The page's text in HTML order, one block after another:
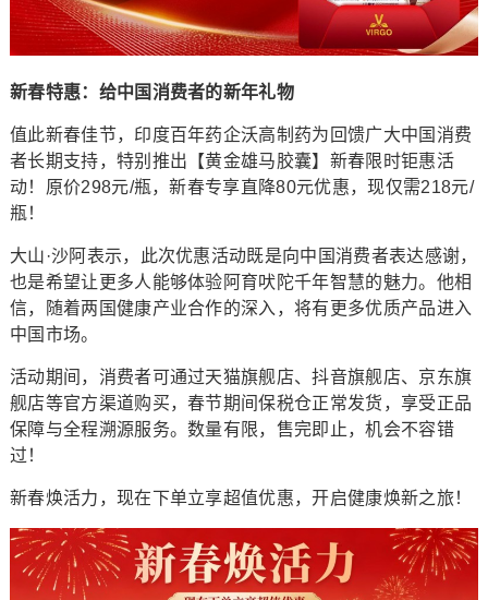
新春特惠：给中国消费者的新年礼物
值此新春佳节，印度百年药企沃高制药为回馈广大中国消费
者长期支持，特别推出【黄金雄马胶囊】新春限时钜惠活
动！原价298元/瓶，新春专享直降80元优惠，现仅需218元/
瓶！
大山·沙阿表示，此次优惠活动既是向中国消费者表达感谢，
也是希望让更多人能够体验阿育吠陀千年智慧的魅力。他相
信，随着两国健康产业合作的深入，将有更多优质产品进入
中国市场。
活动期间，消费者可通过天猫旗舰店、抖音旗舰店、京东旗
舰店等官方渠道购买，春节期间保税仓正常发货，享受正品
保障与全程溯源服务。数量有限，售完即止，机会不容错
过！
新春焕活力，现在下单立享超值优惠，开启健康焕新之旅！